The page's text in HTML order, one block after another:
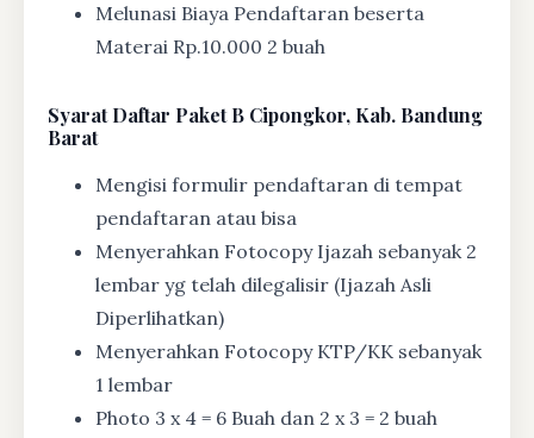
Melunasi Biaya Pendaftaran beserta
Materai Rp.10.000 2 buah
SyaratDaftar Paket B Cipongkor, Kab. Bandung
Barat
Mengisi formulir pendaftaran di tempat
pendaftaran atau bisa
Menyerahkan Fotocopy Ijazah sebanyak 2
lembar yg telah dilegalisir (Ijazah Asli
Diperlihatkan)
Menyerahkan Fotocopy KTP/KK sebanyak
1 lembar
Photo 3 x 4 = 6 Buah dan 2 x 3 = 2 buah